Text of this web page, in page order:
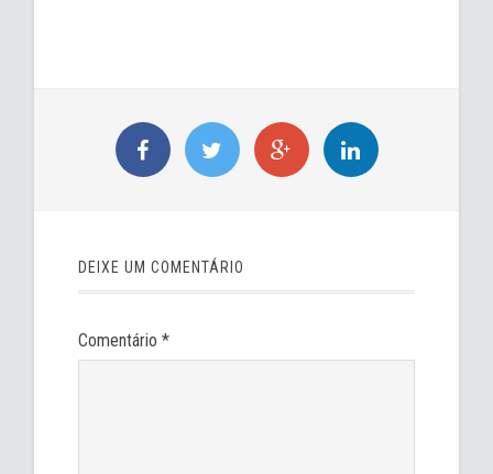
DEIXE UM COMENTÁRIO
Comentário*